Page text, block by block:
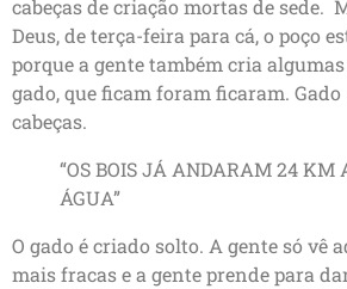
cabeças de criação mortas de sede.
Deus, de terça-feira para cá, o poço
porque a gente também cria
gado, que ficam foram ficaram.
cabeças.
“OS BOIS JÁ ANDARAM 24 KM
ÁGUA”
O gado é criado solto. A gente só vê
mais fracas e a gente prende para